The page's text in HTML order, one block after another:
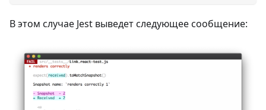
В этом случае Jest выведет следующее сообщение: